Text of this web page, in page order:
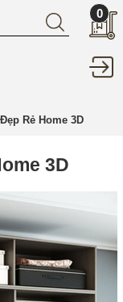
0
Rẻ Home 3D
3D